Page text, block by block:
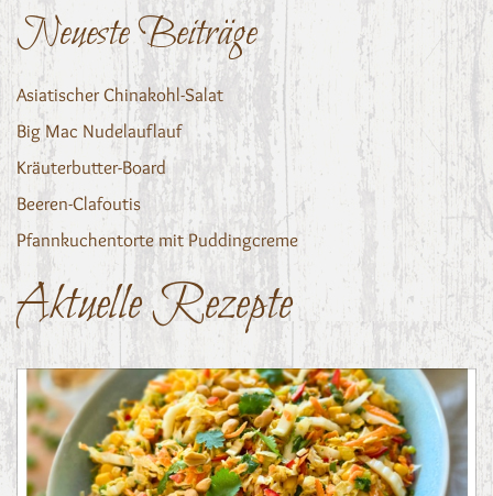
Neueste Beiträge
Asiatischer Chinakohl-Salat
Big Mac Nudelauflauf
Kräuterbutter-Board
Beeren-Clafoutis
Pfannkuchentorte mit Puddingcreme
Aktuelle Rezepte